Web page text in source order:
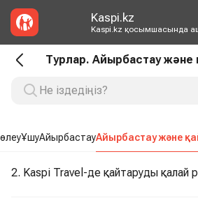
Kaspi.kz
Kaspi.kz қосымшасында
Турлар. Айырбастау және
ҰшуАйырбастауАйырбастау және
2. Kaspi Travel-де қайтаруды қалай